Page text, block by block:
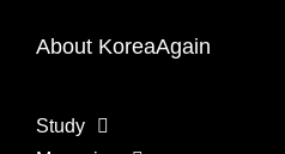
About KoreaAgain
Study